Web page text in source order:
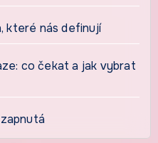
které nás definují
co čekat a jak vybrat